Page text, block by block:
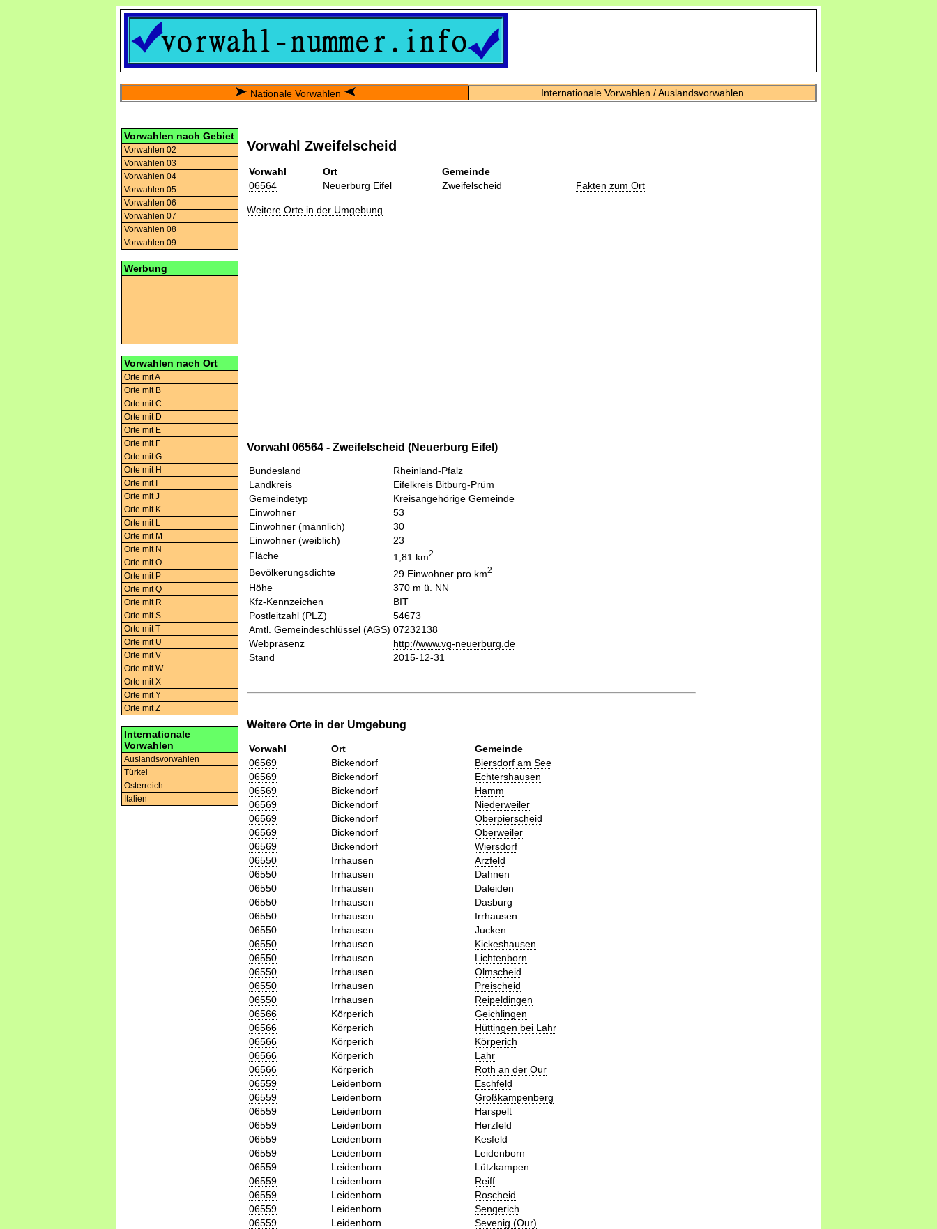
Nationale Vorwahlen Internationale Vorwahlen / Auslandsvorwahlen
Vorwahlen nach Gebiet
Vorwahlen 02
Vorwahlen 03
Vorwahlen 04
Vorwahlen 05
Vorwahlen 06
Vorwahlen 07
Vorwahlen 08
Vorwahlen 09
Werbung
Vorwahlen nach Ort
Orte mit A
Orte mit B
Orte mit C
Orte mit D
Orte mit E
Orte mit F
Orte mit G
Orte mit H
Orte mit I
Orte mit J
Orte mit K
Orte mit L
Orte mit M
Orte mit N
Orte mit O
Orte mit P
Orte mit Q
Orte mit R
Orte mit S
Orte mit T
Orte mit U
Orte mit V
Orte mit W
Orte mit X
Orte mit Y
Orte mit Z
Internationale
Vorwahlen
Auslandsvorwahlen
Türkei
Österreich
Italien
Vorwahl Zweifelscheid
Vorwahl Ort
Gemeinde
06564
Neuerburg Eifel Zweifelscheid Fakten zum Ort
Weitere Orte in der Umgebung
Vorwahl 06564 - Zweifelscheid (Neuerburg Eifel)
Bundesland
Rheinland-Pfalz
Landkreis
Eifelkreis Bitburg-Prüm
Gemeindetyp
Kreisangehörige Gemeinde
Einwohner
53
Einwohner (männlich)
30
Einwohner (weiblich)
23
Fläche
1,81 km2
Bevölkerungsdichte 29 Einwohner pro km2
Höhe
370 m ü. NN
Kfz-Kennzeichen
BIT
Postleitzahl (PLZ)
54673
Amtl. Gemeindeschlüssel (AGS) 07232138
Webpräsenz
http://www.vg-neuerburg.de
Stand
2015-12-31
Weitere Orte in der Umgebung
Vorwahl Ort
Gemeinde
06569
Bickendorf
Biersdorf am See
06569
Bickendorf
Echtershausen
06569
Bickendorf
Hamm
06569
Bickendorf
Niederweiler
06569
Bickendorf
Oberpierscheid
06569
Bickendorf
Oberweiler
06569
Bickendorf
Wiersdorf
06550
Irrhausen
Arzfeld
06550
Irrhausen
Dahnen
06550
Irrhausen
Daleiden
06550
Irrhausen
Dasburg
06550
Irrhausen
Irrhausen
06550
Irrhausen
Jucken
06550
Irrhausen
Kickeshausen
06550
Irrhausen
Lichtenborn
06550
Irrhausen
Olmscheid
06550
Irrhausen
Preischeid
06550
Irrhausen
Reipeldingen
06566
Körperich
Geichlingen
06566
Körperich
Hüttingen bei Lahr
06566
Körperich
Körperich
06566
Körperich
Lahr
06566
Körperich
Roth an der Our
06559
Leidenborn
Eschfeld
06559
Leidenborn
Großkampenberg
06559
Leidenborn
Harspelt
06559
Leidenborn
Herzfeld
06559
Leidenborn
Kesfeld
06559
Leidenborn
Leidenborn
06559
Leidenborn
Lützkampen
06559
Leidenborn
Reiff
06559
Leidenborn
Roscheid
06559
Leidenborn
Sengerich
06559
Leidenborn
Sevenig (Our)